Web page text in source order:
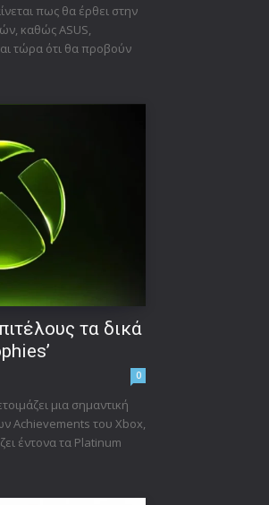
πως θα έρθει στην
καθώς ASUS,
τώρα ότι θα προβούν
τα δικά
0
μια σημαντική
Achievements του Xbox,
έντονα τα Platinum